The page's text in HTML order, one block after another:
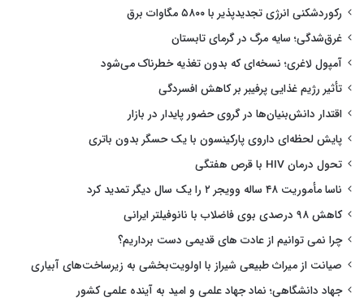
رکوردشکنی انرژی تجدیدپذیر با ۵۸۰۰ مگاوات برق
غرق‌شدگی؛ سایه مرگ در گرمای تابستان
آمپول لاغری؛ نسخه‌ای که بدون تغذیه خطرناک می‌شود
تأثیر رژیم غذایی پرفیبر بر کاهش افسردگی
اقتدار دانش‌بنیان‌ها در گروی حضور پایدار در بازار
پایش لحظه‌ای داروی پارکینسون با یک حسگر بدون باتری
تحول درمان HIV با قرص هفتگی
ناسا مأموریت ۴۸ ساله وویجر ۲ را یک سال دیگر تمدید کرد
کاهش ۹۸ درصدی بوی فاضلاب با نانوفیلتر ایرانی
چرا نمی توانیم از عادت های قدیمی دست برداریم؟
صیانت از میراث طبیعی شیراز با اولویت‌بخشی به زیرساخت‌های آبیاری
جهاد دانشگاهی؛ نماد جهاد علمی و امید به آینده علمی کشور